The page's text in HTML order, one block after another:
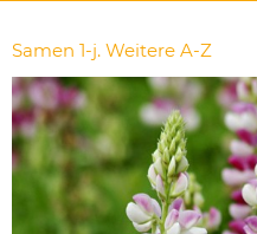
Samen 1-j. Weitere A-Z